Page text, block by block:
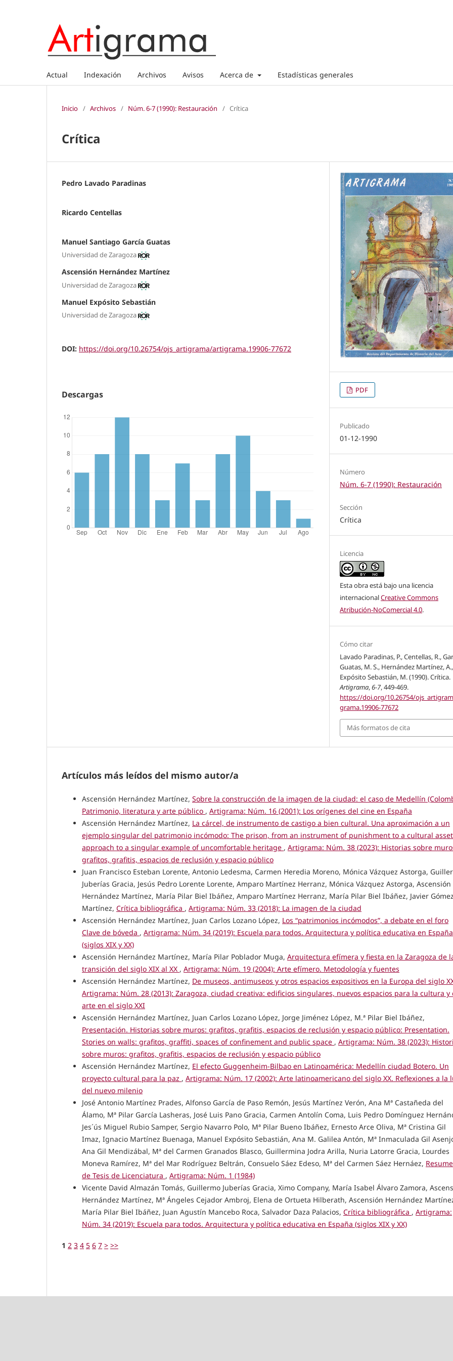
Actual Indexación Archivos Avisos Acerca de Estadísticas generales
Inicio / Archivos / Núm. 6-7 (1990): Restauración / Crítica
Crítica
Pedro Lavado Paradinas
Ricardo Centellas
Manuel Santiago García Guatas
Universidad de Zaragoza
Ascensión Hernández Martínez
Universidad de Zaragoza
Manuel Expósito Sebastián
Universidad de Zaragoza
DOI: https://doi.org/10.26754/ojs_artigrama/artigrama.19906-77672
Descargas PDF
Publicado
01-12-1990
Número
Núm. 6-7 (1990): Restauración
Sección
Crítica
Licencia
Esta obra está bajo una licencia
internacionalCreative Commons
Atribución-NoComercial 4.0.
Cómo citar
Lavado Paradinas, P., Centellas, R.,
Guatas, M. S., Hernández Martínez,
Expósito Sebastián, M. (1990). Crítica.
Artigrama,6-7, 449-469.
https://doi.org/10.26754/
grama.19906-77672
Más formatos de cita
Artículos más leídos del mismo autor/a
Ascensión Hernández Martínez, Sobre la construcción de la imagen de la ciudad: el caso de Medellín
Patrimonio, literatura y arte público , Artigrama: Núm. 16 (2001): Los orígenes del cine en España
Ascensión Hernández Martínez, La cárcel, de instrumento de castigo a bien cultural. Una aproximación a un
ejemplo singular del patrimonio incómodo: The prison, from an instrument of punishment to a cultural
approach to a singular example of uncomfortable heritage , Artigrama: Núm. 38 (2023): Historias sobre
grafitos, grafitis, espacios de reclusión y espacio público
Juan Francisco Esteban Lorente, Antonio Ledesma, Carmen Heredia Moreno, Mónica Vázquez Astorga,
Juberías Gracia, Jesús Pedro Lorente Lorente, Amparo Martínez Herranz, Mónica Vázquez Astorga, Ascensión
Hernández Martínez, María Pilar Biel Ibáñez, Amparo Martínez Herranz, María Pilar Biel Ibáñez, Javier Gómez
Martínez, Crítica bibliográfica , Artigrama: Núm. 33 (2018): La imagen de la ciudad
Ascensión Hernández Martínez, Juan Carlos Lozano López, Los “patrimonios incómodos”, a debate en el foro
Clave de bóveda , Artigrama: Núm. 34 (2019): Escuela para todos. Arquitectura y política educativa en España
(siglos XIX y XX)
Ascensión Hernández Martínez, María Pilar Poblador Muga, Arquitectura efímera y fiesta en la Zaragoza de
transición del siglo XIX al XX , Artigrama: Núm. 19 (2004): Arte efímero. Metodología y fuentes
Ascensión Hernández Martínez, De museos, antimuseos y otros espacios expositivos en la Europa del siglo
Artigrama: Núm. 28 (2013): Zaragoza, ciudad creativa: edificios singulares, nuevos espacios para la cultura y
arte en el siglo XXI
Ascensión Hernández Martínez, Juan Carlos Lozano López, Jorge Jiménez López, M.ª Pilar Biel Ibáñez,
Presentación. Historias sobre muros: grafitos, grafitis, espacios de reclusión y espacio público: Presentation.
Stories on walls: grafitos, graffiti, spaces of confinement and public space , Artigrama: Núm. 38 (2023):
sobre muros: grafitos, grafitis, espacios de reclusión y espacio público
Ascensión Hernández Martínez, El efecto Guggenheim-Bilbao en Latinoamérica: Medellín ciudad Botero. Un
proyecto cultural para la paz , Artigrama: Núm. 17 (2002): Arte latinoamericano del siglo XX. Reflexiones a la
del nuevo milenio
José Antonio Martínez Prades, Alfonso García de Paso Remón, Jesús Martínez Verón, Ana Mª Castañeda del
Álamo, Mª Pilar García Lasheras, José Luis Pano Gracia, Carmen Antolín Coma, Luis Pedro Domínguez
Jes´ús Miguel Rubio Samper, Sergio Navarro Polo, Mª Pilar Bueno Ibáñez, Ernesto Arce Oliva, Mª Cristina Gil
Imaz, Ignacio Martínez Buenaga, Manuel Expósito Sebastián, Ana M. Galilea Antón, Mª Inmaculada Gil
Ana Gil Mendizábal, Mª del Carmen Granados Blasco, Guillermina Jodra Arilla, Nuria Latorre Gracia, Lourdes
Moneva Ramírez, Mª del Mar Rodríguez Beltrán, Consuelo Sáez Edeso, Mª del Carmen Sáez Hernáez,
de Tesis de Licenciatura , Artigrama: Núm. 1 (1984)
Vicente David Almazán Tomás, Guillermo Juberías Gracia, Ximo Company, María Isabel Álvaro Zamora,
Hernández Martínez, Mª Ángeles Cejador Ambroj, Elena de Ortueta Hilberath, Ascensión Hernández
María Pilar Biel Ibáñez, Juan Agustín Mancebo Roca, Salvador Daza Palacios, Crítica bibliográfica , Artigrama:
Núm. 34 (2019): Escuela para todos. Arquitectura y política educativa en España (siglos XIX y XX)
1 2 3 4 5 6 7 > >>